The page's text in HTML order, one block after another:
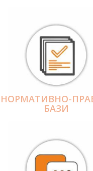
НОРМАТИВНО-
БАЗИ